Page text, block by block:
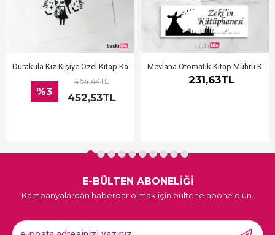
Durakula Kız Kişiye Özel Kitap Kaşesi, Kitap Damgası, Kitap Mührü
%3
464,44TL
452,53TL
Mevlana Otomatik Kitap Mührü Kitap Damgası Kişiye Özel Kaşe
231,63TL
E-BÜLTEN ABONELİĞİ
Kampanyalardan haberdar olmak için bültene abone olun.